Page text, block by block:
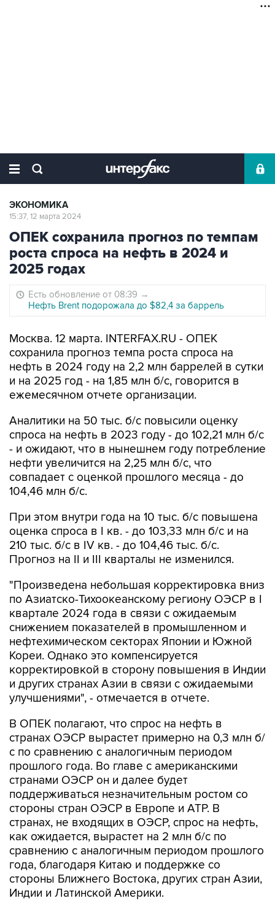
ЭКОНОМИКА
15:37, 12 марта 2024
ОПЕК сохранила прогноз по темпам
роста спроса на нефть в 2024 и
2025 годах
Есть обновление от 08:39 →
Нефть Brent подорожала до $82,4 за баррель
Москва. 12 марта. INTERFAX.RU - ОПЕК
сохранила прогноз темпа роста спроса на
нефть в 2024 году на 2,2 млн баррелей в сутки
и на 2025 год - на 1,85 млн б/с, говорится в
ежемесячном отчете организации.
Аналитики на 50 тыс. б/с повысили оценку
спроса на нефть в 2023 году - до 102,21 млн б/с
- и ожидают, что в нынешнем году потребление
нефти увеличится на 2,25 млн б/с, что
совпадает с оценкой прошлого месяца - до
104,46 млн б/с.
При этом внутри года на 10 тыс. б/с повышена
оценка спроса в I кв. - до 103,33 млн б/с и на
210 тыс. б/с в IV кв. - до 104,46 тыс. б/с.
Прогноз на II и III кварталы не изменился.
"Произведена небольшая корректировка вниз
по Азиатско-Тихоокеанскому региону ОЭСР в I
квартале 2024 года в связи с ожидаемым
снижением показателей в промышленном и
нефтехимическом секторах Японии и Южной
Кореи. Однако это компенсируется
корректировкой в сторону повышения в Индии
и других странах Азии в связи с ожидаемыми
улучшениями", - отмечается в отчете.
В ОПЕК полагают, что спрос на нефть в
странах ОЭСР вырастет примерно на 0,3 млн б/
с по сравнению с аналогичным периодом
прошлого года. Во главе с американскими
странами ОЭСР он и далее будет
поддерживаться незначительным ростом со
стороны стран ОЭСР в Европе и АТР. В
странах, не входящих в ОЭСР, спрос на нефть,
как ожидается, вырастет на 2 млн б/с по
сравнению с аналогичным периодом прошлого
года, благодаря Китаю и поддержке со
стороны Ближнего Востока, других стран Азии,
Индии и Латинской Америки.